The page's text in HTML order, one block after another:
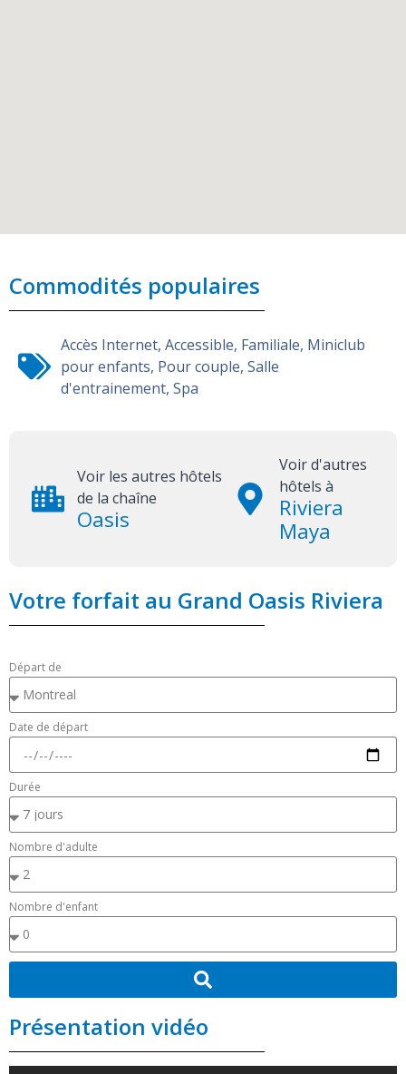
Commodités populaires
Accès Internet, Accessible, Familiale, Miniclub
pour enfants, Pour couple, Salle
d'entrainement, Spa
Voir les autres hôtels
de la chaîne
Oasis
Voir d'autres
hôtels à
Riviera
Maya
Votre forfait au Grand Oasis Riviera
Départ de
Date de départ
Durée
Nombre d'adulte
Nombre d'enfant
Présentation vidéo